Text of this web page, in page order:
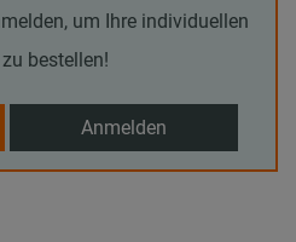
um Ihre individuellen
bestellen!
Anmelden